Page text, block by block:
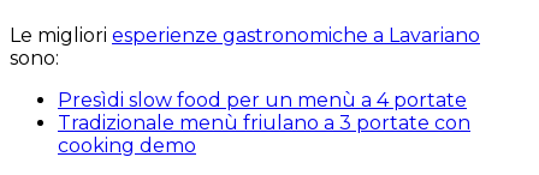
Le migliori esperienze gastronomiche a Lavariano
sono:
Presìdi slow food per un menù a 4 portate
Tradizionale menù friulano a 3 portate con
cooking demo